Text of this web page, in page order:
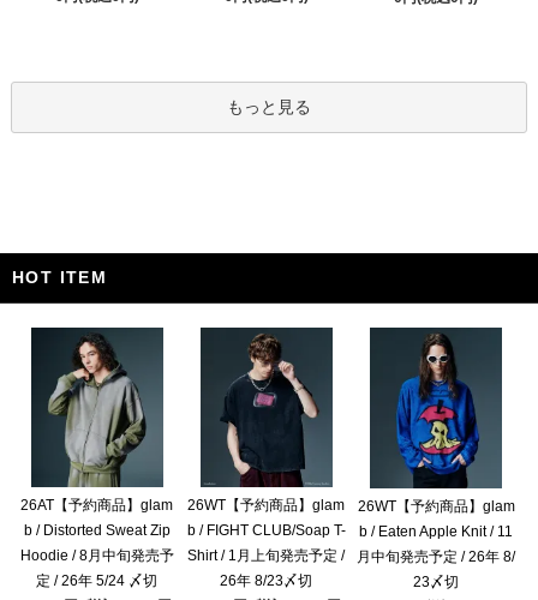
もっと見る
HOT ITEM
26AT【予約商品】glam
b / Distorted Sweat Zip
Hoodie / 8月中旬発売予
定 / 26年 5/24 〆切
26WT【予約商品】glam
b / FIGHT CLUB/Soap T-
Shirt / 1月上旬発売予定 /
26年 8/23〆切
26WT【予約商品】glam
b / Eaten Apple Knit / 11
月中旬発売予定 / 26年 8/
23〆切